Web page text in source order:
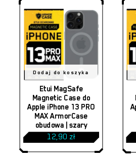
Dodaj do koszyka
Etui MagSafe
Magnetic Case do
Apple iPhone 13 PRO
MAX ArmorCase
obudowa | szary
12,90 zł